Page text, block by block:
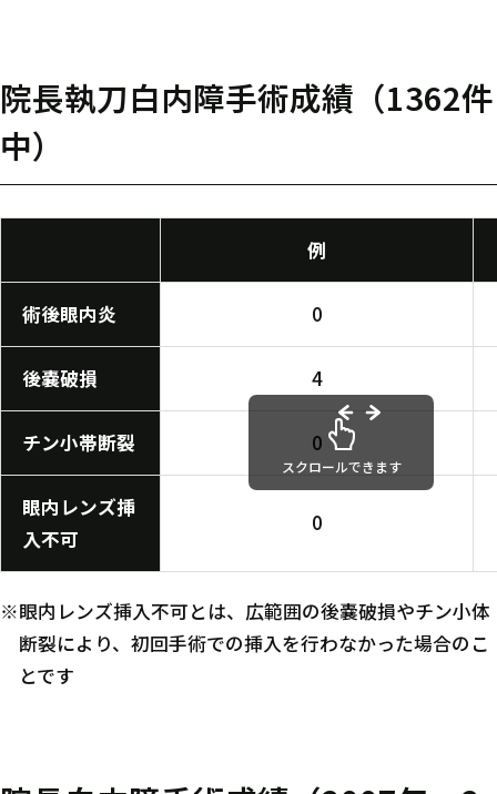
院長執刀白内障手術成績（1362件
中）
例
術後眼内炎 0
後嚢破損 4
チン小帯断裂 0
眼内レンズ挿
入不可
0
スクロールできます
※眼内レンズ挿入不可とは、広範囲の後嚢破損やチン小体
断裂により、初回手術での挿入を行わなかった場合のこ
とです